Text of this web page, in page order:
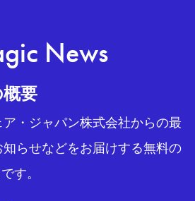
News
要
・ジャパン株式会社からの最
らせなどをお届けする無料の
す。